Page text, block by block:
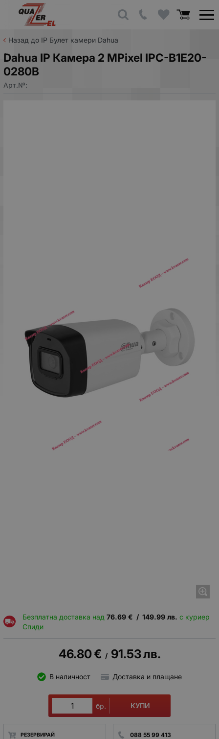
Назад до IP Булет камери Dahua
Dahua IP Камера 2 MPixel IPC-B1E20-
0280B
Арт.№:
Безплатна доставка над 76.69 € / 149.99 лв. с куриер
Спиди
46.80€ / 91.53лв.
В наличност Доставка и плащане
бр. КУПИ
РЕЗЕРВИРАЙ 088 55 99 413